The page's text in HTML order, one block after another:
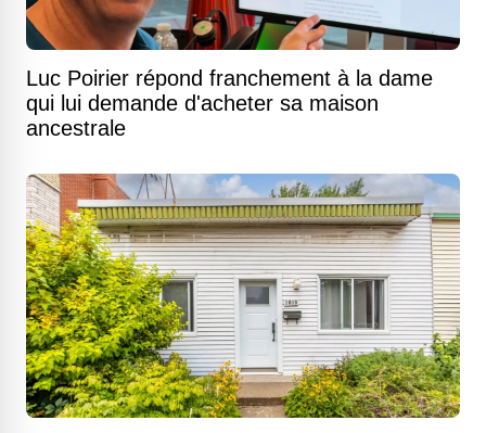
Luc Poirier répond franchement à la dame
qui lui demande d'acheter sa maison
ancestrale